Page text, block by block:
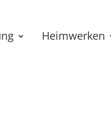
Heimwerken